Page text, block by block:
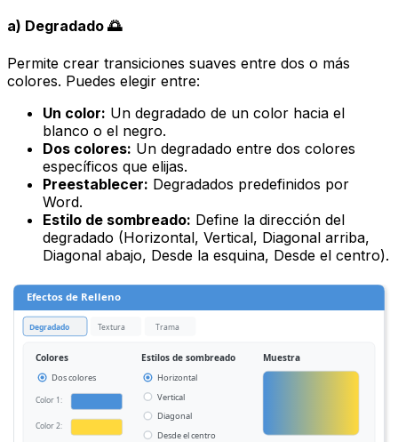
a) Degradado 🌅
Permite crear transiciones suaves entre dos o más
colores. Puedes elegir entre:
Un color: Un degradado de un color hacia el
blanco o el negro.
Dos colores: Un degradado entre dos colores
específicos que elijas.
Preestablecer: Degradados predefinidos por
Word.
Estilo de sombreado: Define la dirección del
degradado (Horizontal, Vertical, Diagonal arriba,
Diagonal abajo, Desde la esquina, Desde el centro).
Efectos de Relleno
Degradado Textura Trama
Colores
Dos colores
Color 1:
Color 2:
Estilos de sombreado
Horizontal
Vertical
Diagonal
Desde el centro
Muestra